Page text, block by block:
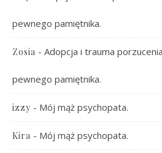
pewnego pamiętnika.
Zosia - Adopcja i trauma
pewnego pamiętnika.
izzy - Mój mąż psychopata.
Kira - Mój mąż psychopata.